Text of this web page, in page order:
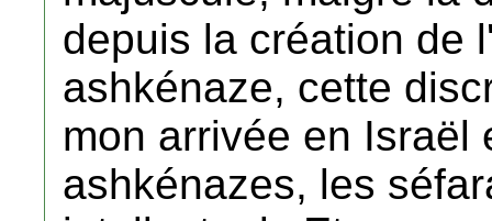
depuis la création de
ashkénaze, cette
mon arrivée en Israël
ashkénazes, les